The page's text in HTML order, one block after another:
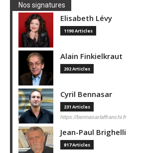
Nos signatures
Elisabeth Lévy
1190 Articles
Alain Finkielkraut
202 Articles
Cyril Bennasar
231 Articles
https://bennasarlaffranchi.fr
Jean-Paul Brighelli
817 Articles